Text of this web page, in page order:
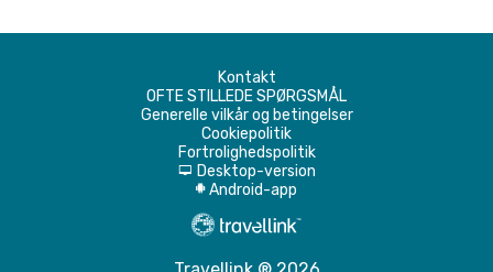
Kontakt
OFTE STILLEDE SPØRGSMÅL
Generelle vilkår og betingelser
Cookiepolitik
Fortrolighedspolitik
d Desktop-version
A Android-app